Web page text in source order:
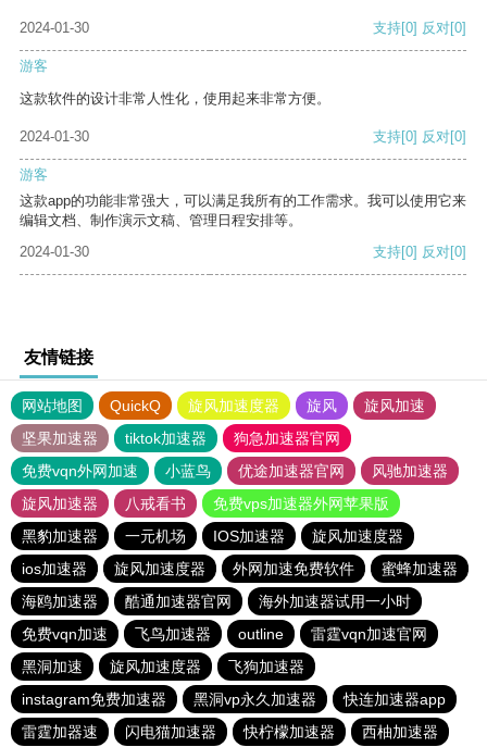
2024-01-30 支持[0] 反对[0]
游客
这款软件的设计非常人性化，使用起来非常方便。
2024-01-30 支持[0] 反对[0]
游客
这款app的功能非常强大，可以满足我所有的工作需求。我可以使用它来
编辑文档、制作演示文稿、管理日程安排等。
2024-01-30
支持[0] 反对[0]
友情链接
网站地图 QuickQ 旋风加速度器 旋风
旋风加速
坚果加速器
tiktok加速器
狗急加速器官网
免费vqn外网加速
小蓝鸟 优途加速器官网
风驰加速器
旋风加速器
八戒看书
免费vps加速器外网苹果版
黑豹加速器
一元机场 IOS加速器
旋风加速度器
ios加速器
旋风加速度器 外网加速免费软件
蜜蜂加速器
海鸥加速器
酷通加速器官网
海外加速器试用一小时
免费vqn加速
飞鸟加速器 outline
雷霆vqn加速官网
黑洞加速
旋风加速度器
飞狗加速器
instagram免费加速器
黑洞vp永久加速器
快连加速器app
雷霆加器速
闪电猫加速器 快柠檬加速器 西柚加速器